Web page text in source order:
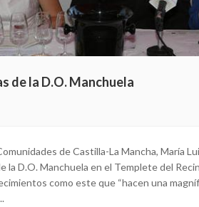
de la D.O. Manchuela
de Castilla-La Mancha, María
la D.O. Manchuela en el Templete del
como este que “hacen una